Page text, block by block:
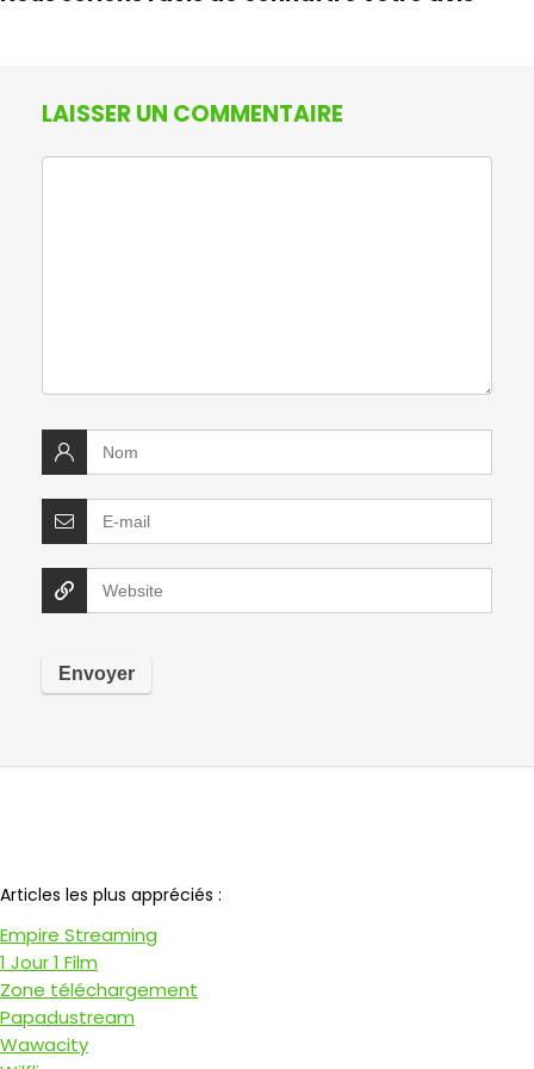
LAISSER UN COMMENTAIRE
Articles les plus appréciés :
Empire Streaming
1 Jour 1 Film
Zone téléchargement
Papadustream
Wawacity